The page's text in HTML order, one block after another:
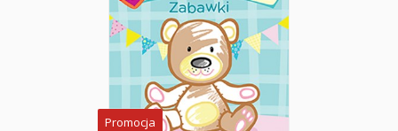
Promocja